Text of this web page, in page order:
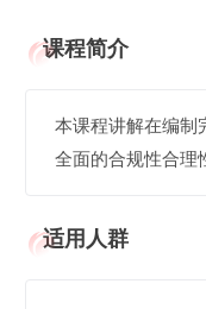
课程简介
本课程讲解在编制
全面的合规性合理
适用人群